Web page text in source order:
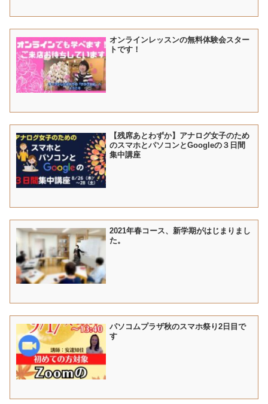
オンラインレッスンの無料体験会スター
トです！
【残席あとわずか】アナログ女子のため
のスマホとパソコンとGoogleの３日間
集中講座
2021年春コース、新学期がはじまりまし
た。
パソコムプラザ秋のスマホ祭り2日目で
す